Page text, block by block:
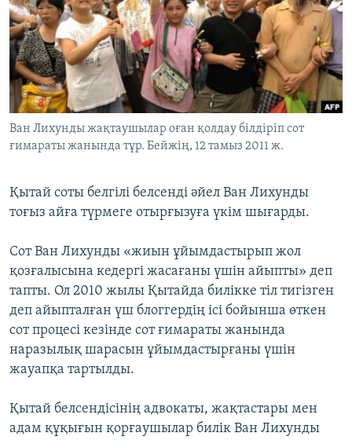
Русский
ЖАЗЫЛЫҢЫЗ
Басқа тілдерде
Ван Лихунды жақтаушылар оған қолдау білдіріп сот
ғимараты жанында тұр. Бейжің, 12 тамыз 2011 ж.
Қытай соты белгілі белсенді әйел Ван Лихунды
тоғыз айға түрмеге отырғызуға үкім шығарды.
Сот Ван Лихунды «жиын ұйымдастырып жол
қозғалысына кедергі жасағаны үшін айыпты» деп
тапты. Ол 2010 жылы Қытайда билікке тіл тигізген
деп айыпталған үш блоггердің ісі бойынша өткен
сот процесі кезінде сот ғимараты жанында
наразылық шарасын ұйымдастырғаны үшін
жауапқа тартылды.
Қытай белсендісінің адвокаты, жақтастары мен
адам құқығын қорғаушылар билік Ван Лихунды